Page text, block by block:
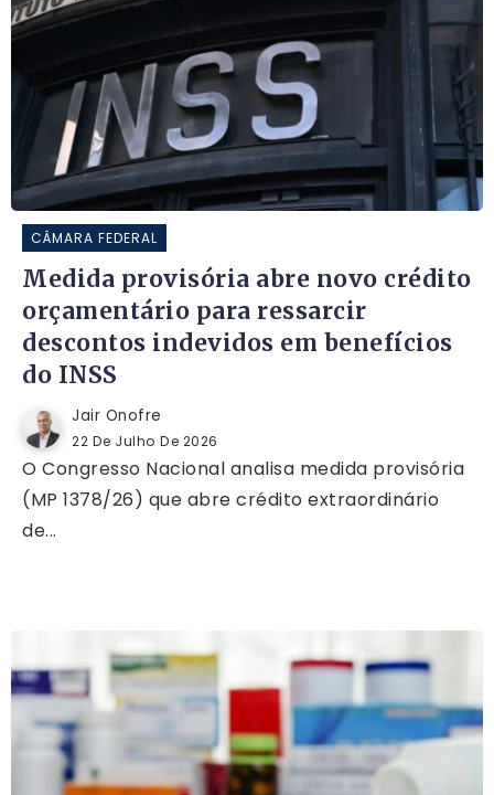
CÂMARA FEDERAL
Medida provisória abre novo crédito
orçamentário para ressarcir
descontos indevidos em benefícios
do INSS
Jair Onofre
22 De Julho De 2026
O Congresso Nacional analisa medida provisória
(MP 1378/26) que abre crédito extraordinário
de...